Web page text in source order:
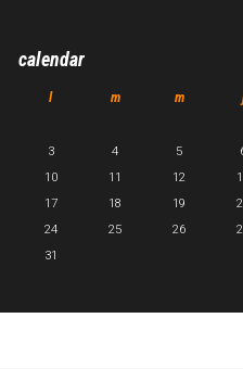
calendar
l m m
3
4 5
10
11 12
17
18 19
24
25 26
31